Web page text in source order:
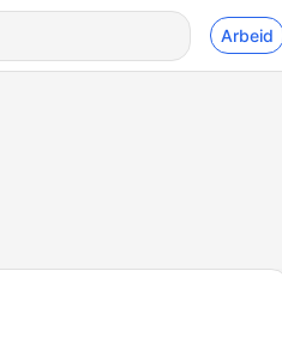
Arbeid